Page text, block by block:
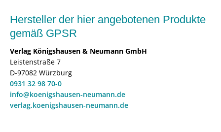
Hersteller der hier angebotenen Produkte
gemäß GPSR
Verlag Königshausen & Neumann GmbH
Leistenstraße 7
D-97082 Würzburg
0931 32 98 70-0
info@koenigshausen-neumann.de
verlag.koenigshausen-neumann.de